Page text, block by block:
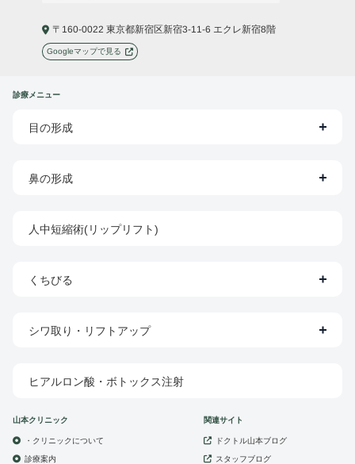
〒160-0022 東京都新宿区新宿3-11-6 エクレ新宿8階
Googleマップで見る
診療メニュー
目の形成
鼻の形成
人中短縮術(リップリフト)
くちびる
シワ取り・リフトアップ
ヒアルロン酸・ボトックス注射
山本クリニック
・クリニックについて
診療案内
関連サイト
ドクトル山本ブログ
スタッフブログ